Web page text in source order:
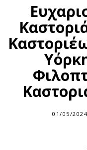
01/05/2024